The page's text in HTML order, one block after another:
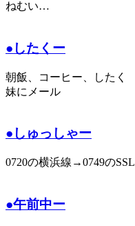
ねむい…
●したくー
朝飯、コーヒー、したく
妹にメール
●しゅっしゃー
0720の横浜線→0749のSSL
●午前中ー